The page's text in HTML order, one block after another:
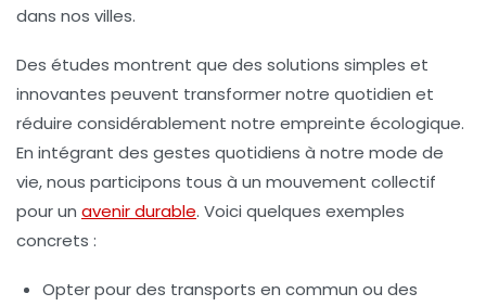
dans nos villes.
Des études montrent que des solutions simples et
innovantes peuvent transformer notre quotidien et
réduire considérablement notre empreinte écologique.
En intégrant des gestes quotidiens à notre mode de
vie, nous participons tous à un mouvement collectif
pour un avenir durable. Voici quelques exemples
concrets :
Opter pour des transports en commun ou des